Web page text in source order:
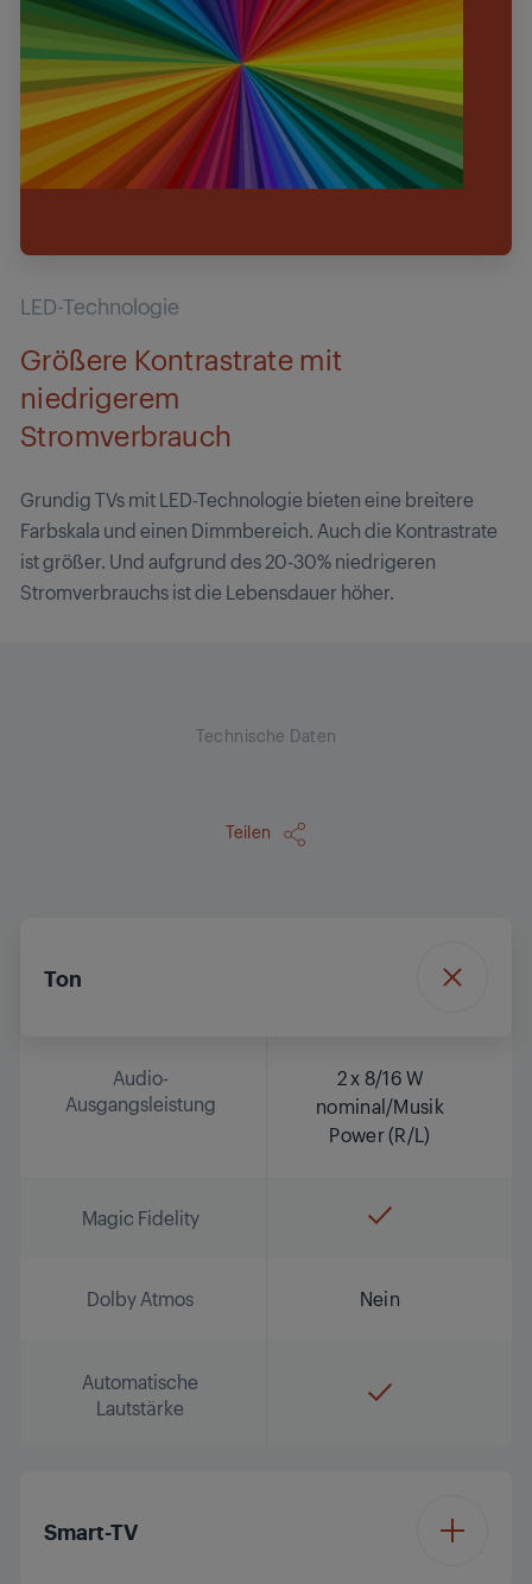
LED-Technologie
Größere Kontrastrate mit
niedrigerem
Stromverbrauch
Grundig TVs mit LED-Technologie bieten eine breitere
Farbskala und einen Dimmbereich. Auch die Kontrastrate
ist größer. Und aufgrund des 20-30% niedrigeren
Stromverbrauchs ist die Lebensdauer höher.
Technische Daten
Teilen
Ton
Audio-
Ausgangsleistung
2 x 8/16 W
nominal/Musik
Power (R/L)
Magic Fidelity
Dolby Atmos Nein
Automatische
Lautstärke
Smart-TV